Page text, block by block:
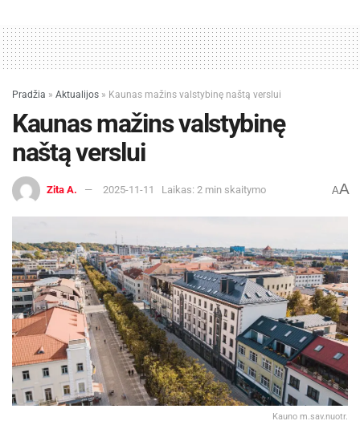
Pradžia » Aktualijos » Kaunas mažins valstybinę naštą verslui
Kaunas mažins valstybinę
naštą verslui
Zita A. 2025-11-11 Laikas: 2 min skaitymo AA
Kauno m.sav.nuotr.